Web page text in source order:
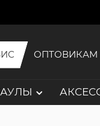
ОПТОВИКАМ